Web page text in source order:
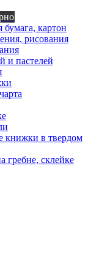
картон
рисования
и пастелей
книжки в твердом
гребне, склейке